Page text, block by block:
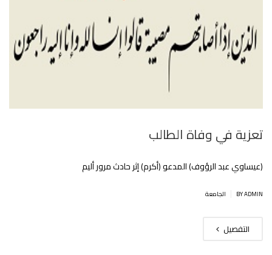
تعزية في وفاة الطالب
(عيساوي عبد الرؤوف) المدعو (أكرم) إثر حادث مرور أليم
BY ADMIN الجامعة
التفصيل